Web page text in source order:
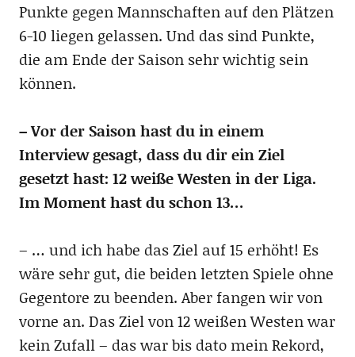
Punkte gegen Mannschaften auf den Plätzen
6-10 liegen gelassen. Und das sind Punkte,
die am Ende der Saison sehr wichtig sein
können.
– Vor der Saison hast du in einem
Interview gesagt, dass du dir ein Ziel
gesetzt hast: 12 weiße Westen in der Liga.
Im Moment hast du schon 13…
– … und ich habe das Ziel auf 15 erhöht! Es
wäre sehr gut, die beiden letzten Spiele ohne
Gegentore zu beenden. Aber fangen wir von
vorne an. Das Ziel von 12 weißen Westen war
kein Zufall – das war bis dato mein Rekord,